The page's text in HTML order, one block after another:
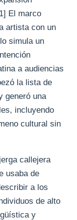
El marco
artista con un
simula un
a audiencias
la lista de
generó una
incluyendo
cultural sin
callejera
usaba de
a los
de alto
y